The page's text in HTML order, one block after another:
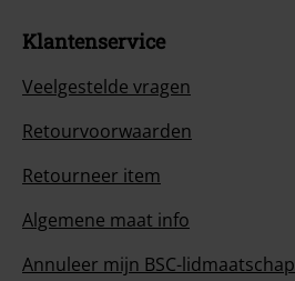
Klantenservice
Veelgestelde vragen
Retourvoorwaarden
Retourneer item
Algemene maat info
Annuleer mijn BSC-lidmaatschap